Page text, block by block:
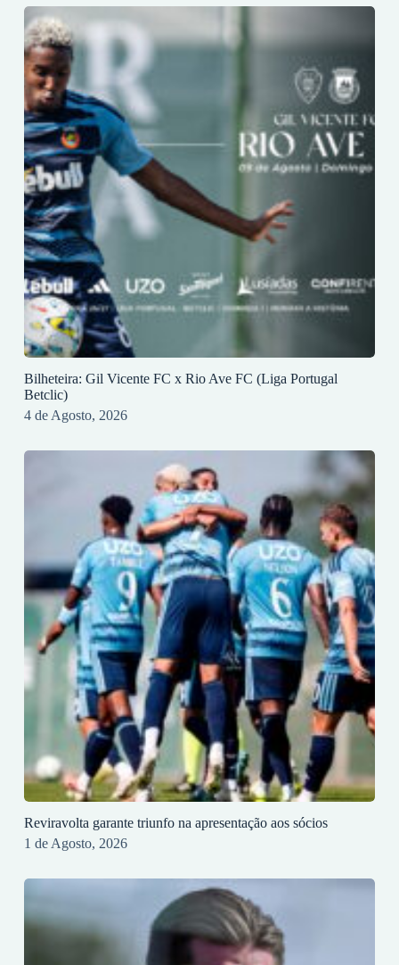
Bilheteira: Gil Vicente FC x Rio Ave FC (Liga Portugal
Betclic)
4 de Agosto, 2026
Reviravolta garante triunfo na apresentação aos sócios
1 de Agosto, 2026